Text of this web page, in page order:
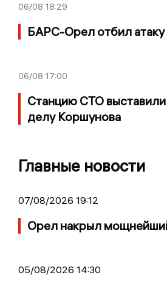
06/08 18:29
БАРС-Орел отбил
06/08 17:00
Станцию СТО выставили
делу Коршунова
Главные новости
07/08/2026 19:12
Орел накрыл
05/08/2026 14:30